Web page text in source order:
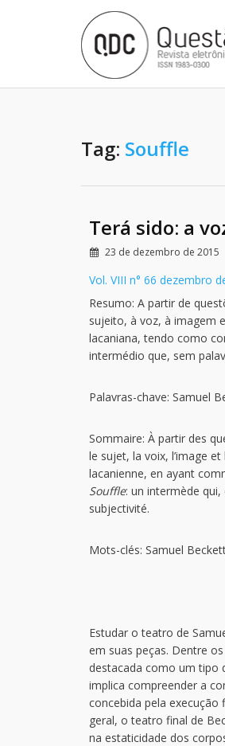
Tag: Souffle
Terá sido: a
23 de dezembro de 2015
Vol. VIII n° 66 dezembro
Resumo: A partir de
sujeito, à voz, à imagem
lacaniana, tendo como
intermédio que, sem
Palavras-chave: Samuel
Sommaire: À partir des
le sujet, la voix, l’image
lacanienne, en ayant
Souffle: un intermède qui,
subjectivité.
Mots-clés: Samuel
Estudar o teatro de
em suas peças. Dentre
destacada como um tipo
implica compreender a
concebida pela
geral, o teatro final de
na estaticidade dos